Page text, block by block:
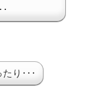
り･･･